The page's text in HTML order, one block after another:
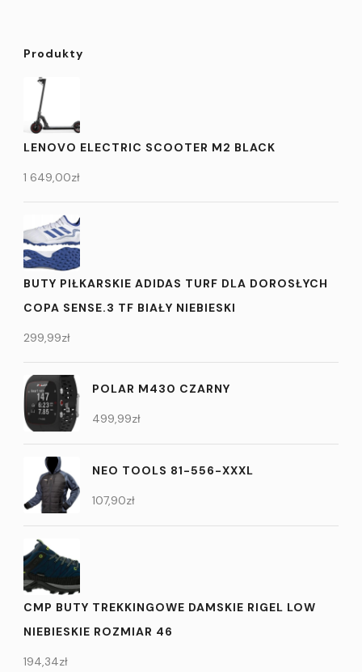
Produkty
LENOVO ELECTRIC SCOOTER M2 BLACK
1 649,00zł
BUTY PIŁKARSKIE ADIDAS TURF DLA DOROSŁYCH
COPA SENSE.3 TF BIAŁY NIEBIESKI
299,99zł
POLAR M430 CZARNY
499,99zł
NEO TOOLS 81-556-XXXL
107,90zł
CMP BUTY TREKKINGOWE DAMSKIE RIGEL LOW
NIEBIESKIE ROZMIAR 46
194,34zł